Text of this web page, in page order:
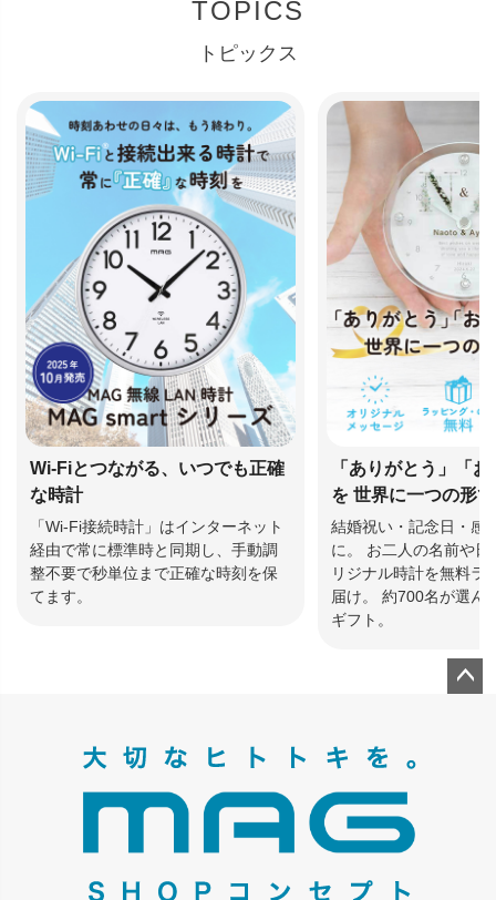
TOPICS
トピックス
Wi-Fiとつながる、いつでも正確
な時計
「Wi-Fi接続時計」はインターネット
経由で常に標準時と同期し、手動調
整不要で秒単位まで正確な時刻を保
てます。
「ありがとう」「
を 世界に一つの形
結婚祝い・記念日・感
に。 お二人の名前や日
リジナル時計を無料ラ
届け。 約700名が選ん
ギフト。